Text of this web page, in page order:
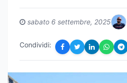
sabato 6 settembre, 2025
Condividi: